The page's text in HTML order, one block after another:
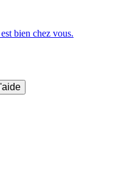
bien chez vous.